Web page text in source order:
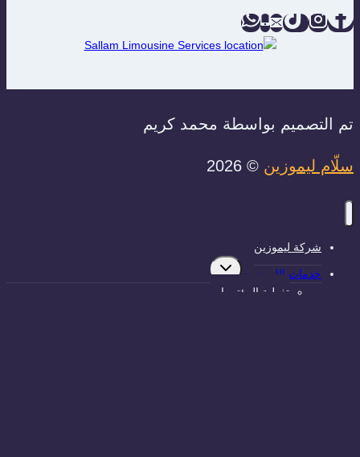
تم التصميم بواسطة محمد كريم
سلّام ليموزين © 2026
شركة ليموزين
خدمات الليموزين
تبديل
القائمة
الفرعية
تغطية المؤتمرات